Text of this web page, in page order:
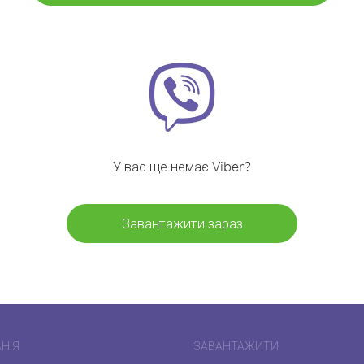
У вас ще немає Viber?
Завантажити зараз
ЗАВАНТАЖИТИ